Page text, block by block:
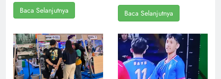
Baca Selanjutnya Baca Selanjutnya